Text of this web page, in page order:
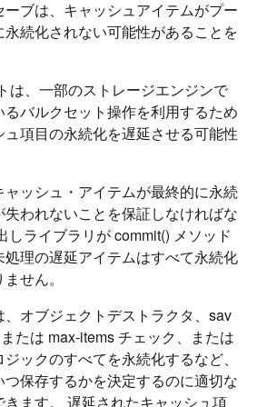
ブは、キャッシュアイテムがプー
続化されない可能性があることを
は、一部のストレージエンジンで
バルクセット操作を利用するため
項目の永続化を遅延させる可能性
ッシュ・アイテムが最終的に永続
われないことを保証しなければな
しライブラリが commit() メソッド
処理の遅延アイテムはすべて永続化
せん。
オブジェクトデストラクタ、sav
たは max-items チェック、または
ックのすべてを永続化するなど、
保存するかを決定するのに適切な
きます。 遅延されたキャッシュ項